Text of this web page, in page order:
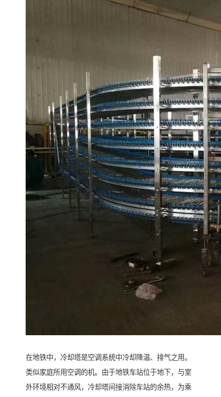
在地铁中，冷却塔是空调系统中冷却降温、排气之用。
类似家庭所用空调的机。由于地铁车站位于地下，与室
外环境相对不通风，冷却塔间接消除车站的余热，为乘